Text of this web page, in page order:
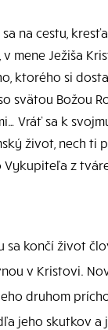
sa na cestu,
mene Ježiša
ktorého si
svätou Božou
Vráť sa k
život, nech ti
Vykupiteľa z
sa končí život
v Kristovi.
druhom
jeho skutkov a